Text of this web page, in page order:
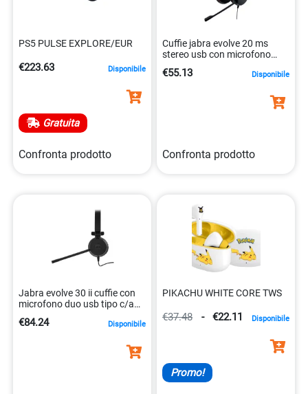
PS5 PULSE EXPLORE/EUR
€223.63 Disponibile
Gratuita
Confronta prodotto
Cuffie jabra evolve 20 ms
stereo usb con microfono
€55.13 Disponibile
Confronta prodotto
Jabra evolve 30 ii cuffie con
microfono duo usb tipo c/a
€84.24 Disponibile
PIKACHU WHITE CORE TWS
€37.48 - €22.11 Disponibile
Promo!